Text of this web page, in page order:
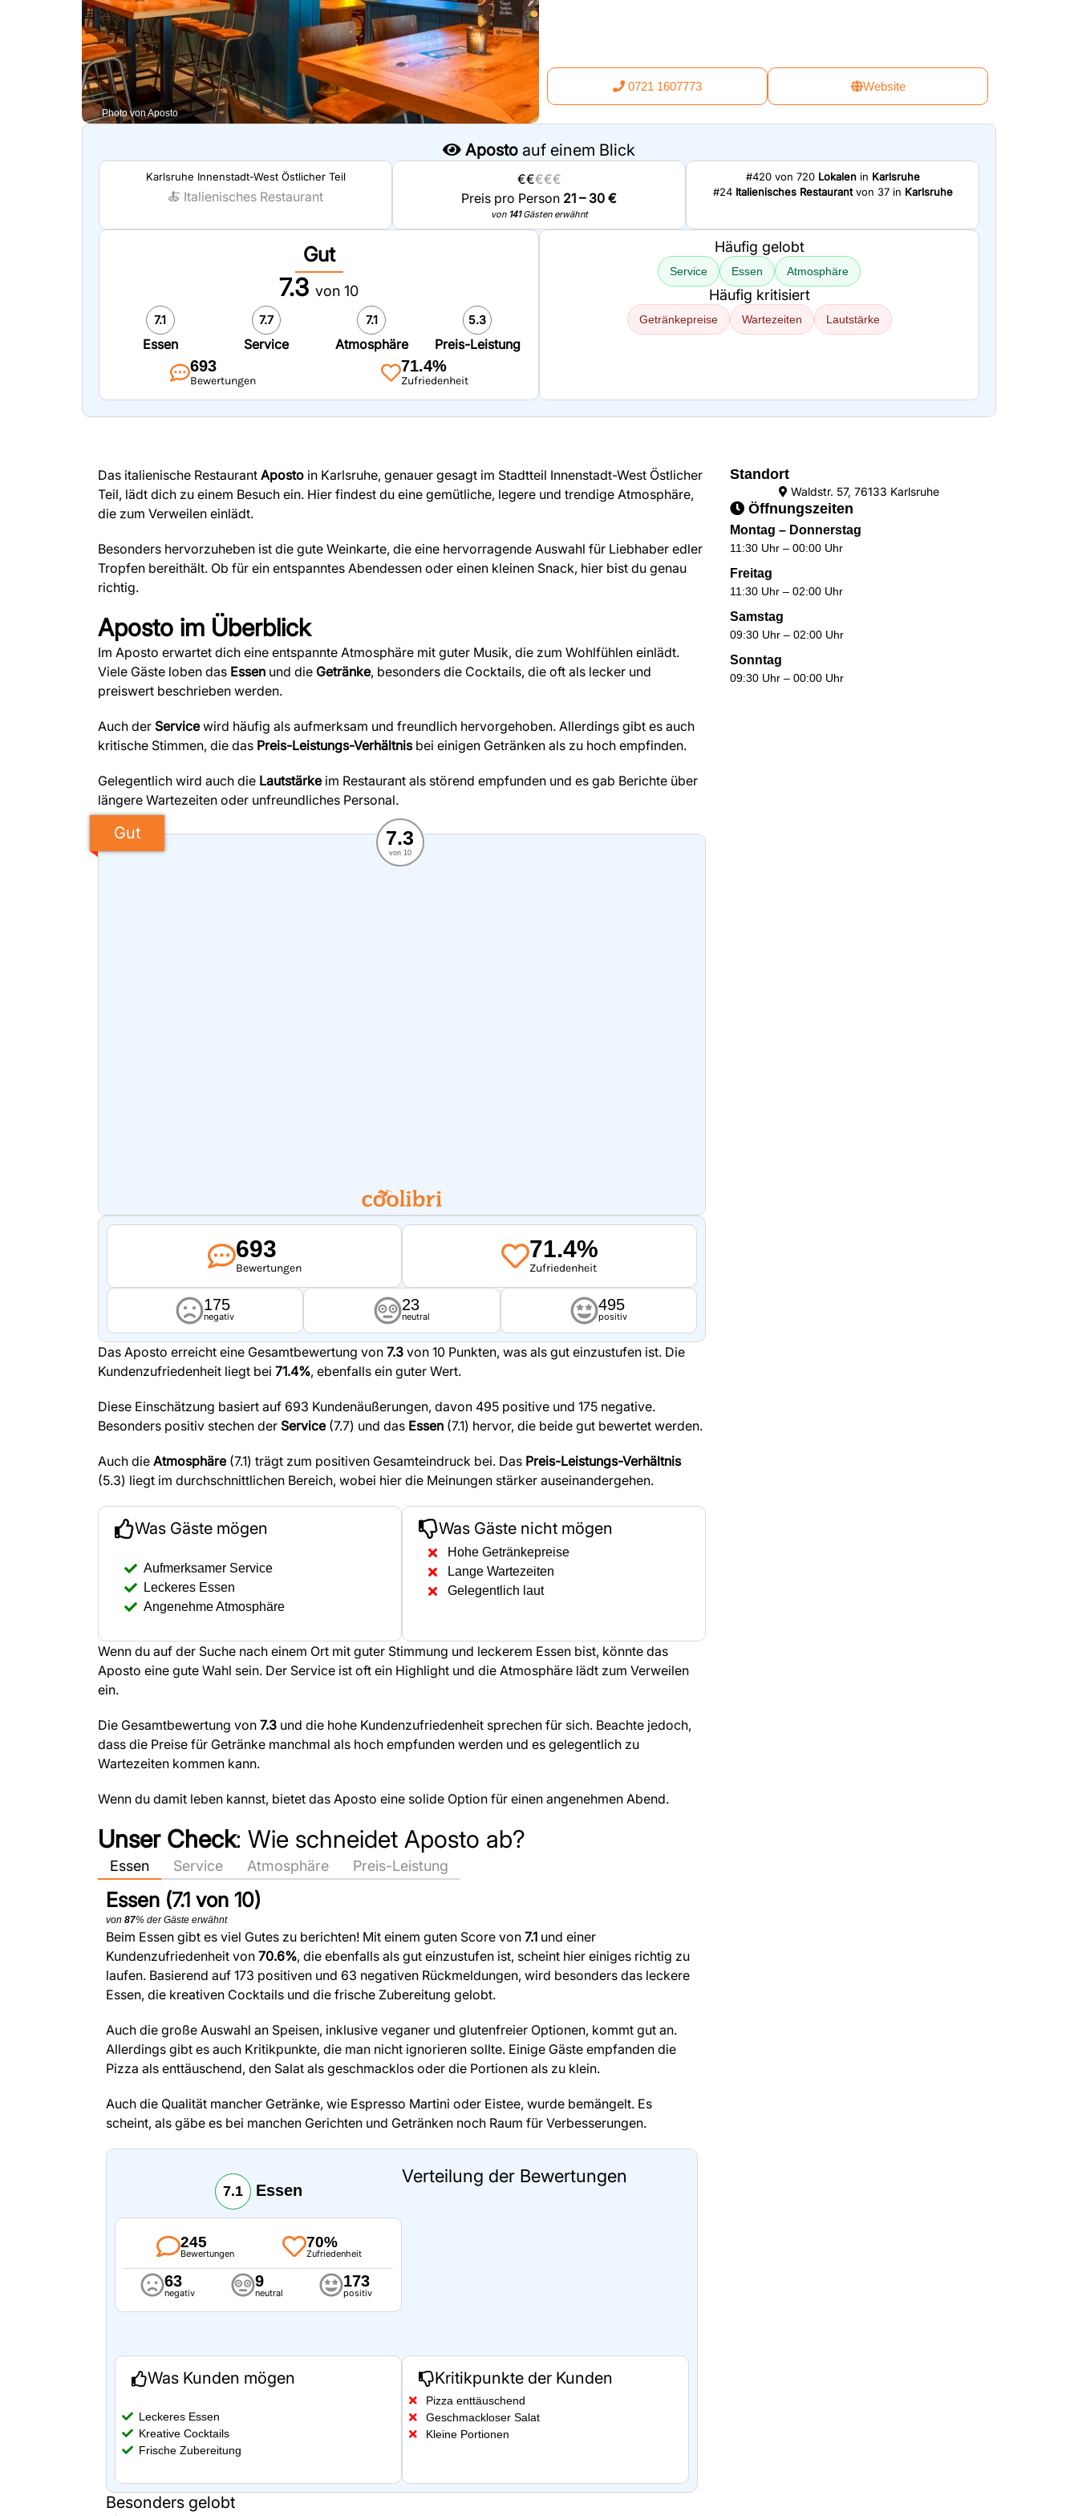
Photo von Aposto
0721 1607773 Website
Aposto auf einem Blick
Karlsruhe Innenstadt-West Östlicher Teil
🍝 Italienisches Restaurant
€€€€€
Preis pro Person 21 – 30 €
von 141Gästen erwähnt
#420 von 720 Lokalenin Karlsruhe
#24 Italienisches Restaurantvon 37 in Karlsruhe
Gut
7.3 von 10
7.1
Essen
7.7
Service
7.1
Atmosphäre
5.3
Preis-Leistung
693
Bewertungen
71.4%
Zufriedenheit
Häufig gelobt
Service Essen Atmosphäre
Häufig kritisiert
Getränkepreise Wartezeiten Lautstärke
Das italienische Restaurant Aposto in Karlsruhe, genauer gesagt im Stadtteil Innenstadt-West Östlicher
Teil, lädt dich zu einem Besuch ein. Hier findest du eine gemütliche, legere und trendige Atmosphäre,
die zum Verweilen einlädt.
Besonders hervorzuheben ist die gute Weinkarte, die eine hervorragende Auswahl für Liebhaber edler
Tropfen bereithält. Ob für ein entspanntes Abendessen oder einen kleinen Snack, hier bist du genau
richtig.
Aposto im Überblick
Im Aposto erwartet dich eine entspannte Atmosphäre mit guter Musik, die zum Wohlfühlen einlädt.
Viele Gäste loben das Essen und die Getränke, besonders die Cocktails, die oft als lecker und
preiswert beschrieben werden.
Auch der Servicewird häufig als aufmerksam und freundlich hervorgehoben. Allerdings gibt es auch
kritische Stimmen, die das Preis-Leistungs-Verhältnisbei einigen Getränken als zu hoch empfinden.
Gelegentlich wird auch die Lautstärkeim Restaurant als störend empfunden und es gab Berichte über
längere Wartezeiten oder unfreundliches Personal.
Gut 7.3
von 10
693
Bewertungen
71.4%
Zufriedenheit
175
negativ
23
neutral
495
positiv
Das Aposto erreicht eine Gesamtbewertung von 7.3 von 10 Punkten, was als gut einzustufen ist. Die
Kundenzufriedenheit liegt bei 71.4%, ebenfalls ein guter Wert.
Diese Einschätzung basiert auf 693 Kundenäußerungen, davon 495 positive und 175 negative.
Besonders positiv stechen der Service(7.7) und das Essen (7.1) hervor, die beide gut bewertet werden.
Auch die Atmosphäre(7.1) trägt zum positiven Gesamteindruck bei. Das Preis-Leistungs-Verhältnis
(5.3) liegt im durchschnittlichen Bereich, wobei hier die Meinungen stärker auseinandergehen.
Was Gäste mögen
Aufmerksamer Service
Leckeres Essen
Angenehme Atmosphäre
Was Gäste nicht mögen
Hohe Getränkepreise
Lange Wartezeiten
Gelegentlich laut
Wenn du auf der Suche nach einem Ort mit guter Stimmung und leckerem Essen bist, könnte das
Aposto eine gute Wahl sein. Der Service ist oft ein Highlight und die Atmosphäre lädt zum Verweilen
ein.
Die Gesamtbewertung von 7.3 und die hohe Kundenzufriedenheit sprechen für sich. Beachte jedoch,
dass die Preise für Getränke manchmal als hoch empfunden werden und es gelegentlich zu
Wartezeiten kommen kann.
Wenn du damit leben kannst, bietet das Aposto eine solide Option für einen angenehmen Abend.
Unser Check: Wie schneidet Aposto ab?
Essen Service Atmosphäre Preis-Leistung
Essen (7.1 von 10)
von 87% der Gäste erwähnt
Beim Essen gibt es viel Gutes zu berichten! Mit einem guten Score von 7.1 und einer
Kundenzufriedenheit von 70.6%, die ebenfalls als gut einzustufen ist, scheint hier einiges richtig zu
laufen. Basierend auf 173 positiven und 63 negativen Rückmeldungen, wird besonders das leckere
Essen, die kreativen Cocktails und die frische Zubereitung gelobt.
Auch die große Auswahl an Speisen, inklusive veganer und glutenfreier Optionen, kommt gut an.
Allerdings gibt es auch Kritikpunkte, die man nicht ignorieren sollte. Einige Gäste empfanden die
Pizza als enttäuschend, den Salat als geschmacklos oder die Portionen als zu klein.
Auch die Qualität mancher Getränke, wie Espresso Martini oder Eistee, wurde bemängelt. Es
scheint, als gäbe es bei manchen Gerichten und Getränken noch Raum für Verbesserungen.
7.1 Essen
245
Bewertungen
70%
Zufriedenheit
63
negativ
9
neutral
173
positiv
Verteilung der Bewertungen
Was Kunden mögen
Leckeres Essen
Kreative Cocktails
Frische Zubereitung
Kritikpunkte der Kunden
Pizza enttäuschend
Geschmackloser Salat
Kleine Portionen
Besonders gelobt
Standort
Waldstr. 57, 76133 Karlsruhe
Öffnungszeiten
Montag – Donnerstag
11:30 Uhr – 00:00 Uhr
Freitag
11:30 Uhr – 02:00 Uhr
Samstag
09:30 Uhr – 02:00 Uhr
Sonntag
09:30 Uhr – 00:00 Uhr